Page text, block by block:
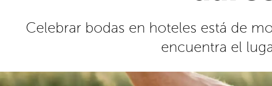
Celebrar bodas en hoteles está de
encuentra el